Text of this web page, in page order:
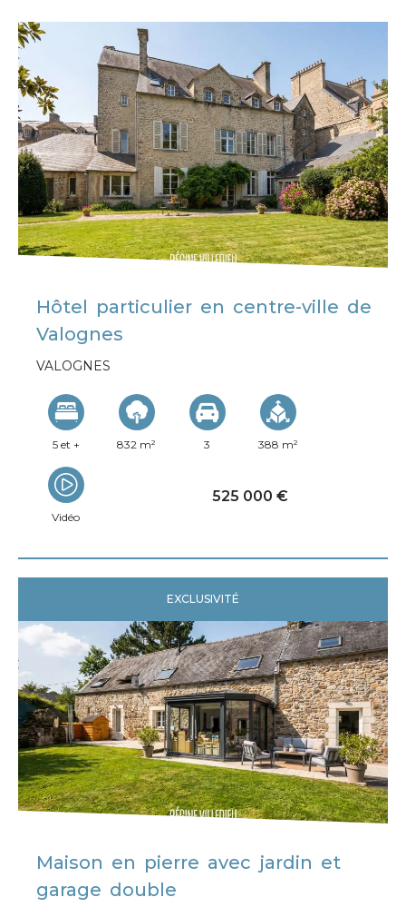
Hôtel particulier en centre-ville de
Valognes
VALOGNES
5 et + 832 m² 3 388 m²
Vidéo
525 000 €
EXCLUSIVITÉ
Maison en pierre avec jardin et
garage double